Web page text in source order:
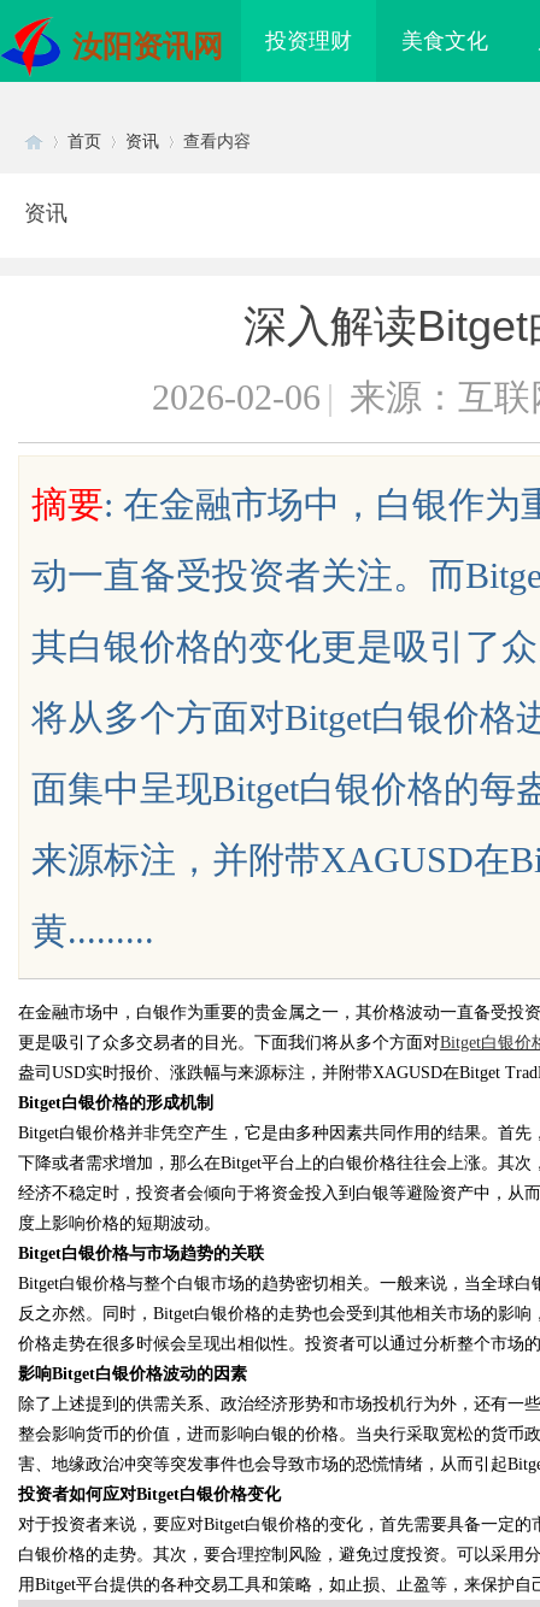
汝阳资讯网 投资理财 美食文化
uz
首页 资讯 查看内容
资讯
深入解读
2026-02-06 | 来源：互联
摘要: 在金融市场中，白银作为
动一直备受投资者关注。而
其白银价格的变化更是吸引了
将从多个方面对Bitget白银价格
面集中呈现Bitget白银价格的每
来源标注，并附带XAGUSD在
黄.........
在金融市场中，白银作为重要的贵金属之一，其价格波动一直备受投
更是吸引了众多交易者的目光。下面我们将从多个方面对Bitget白银价
盎司USD实时报价、涨跌幅与来源标注，并附带XAGUSD在Bitget
Bitget白银价格的形成机制
Bitget白银价格并非凭空产生，它是由多种因素共同作用的结果。首
下降或者需求增加，那么在Bitget平台上的白银价格往往会上涨。其
经济不稳定时，投资者会倾向于将资金投入到白银等避险资产中，从
度上影响价格的短期波动。
Bitget白银价格与市场趋势的关联
Bitget白银价格与整个白银市场的趋势密切相关。一般来说，当全球
反之亦然。同时，Bitget白银价格的走势也会受到其他相关市场的影
价格走势在很多时候会呈现出相似性。投资者可以通过分析整个市场
影响Bitget白银价格波动的因素
除了上述提到的供需关系、政治经济形势和市场投机行为外，还有一
整会影响货币的价值，进而影响白银的价格。当央行采取宽松的货币
害、地缘政治冲突等突发事件也会导致市场的恐慌情绪，从而引起
投资者如何应对Bitget白银价格变化
对于投资者来说，要应对Bitget白银价格的变化，首先需要具备一定
白银价格的走势。其次，要合理控制风险，避免过度投资。可以采用
用Bitget平台提供的各种交易工具和策略，如止损、止盈等，来保护自